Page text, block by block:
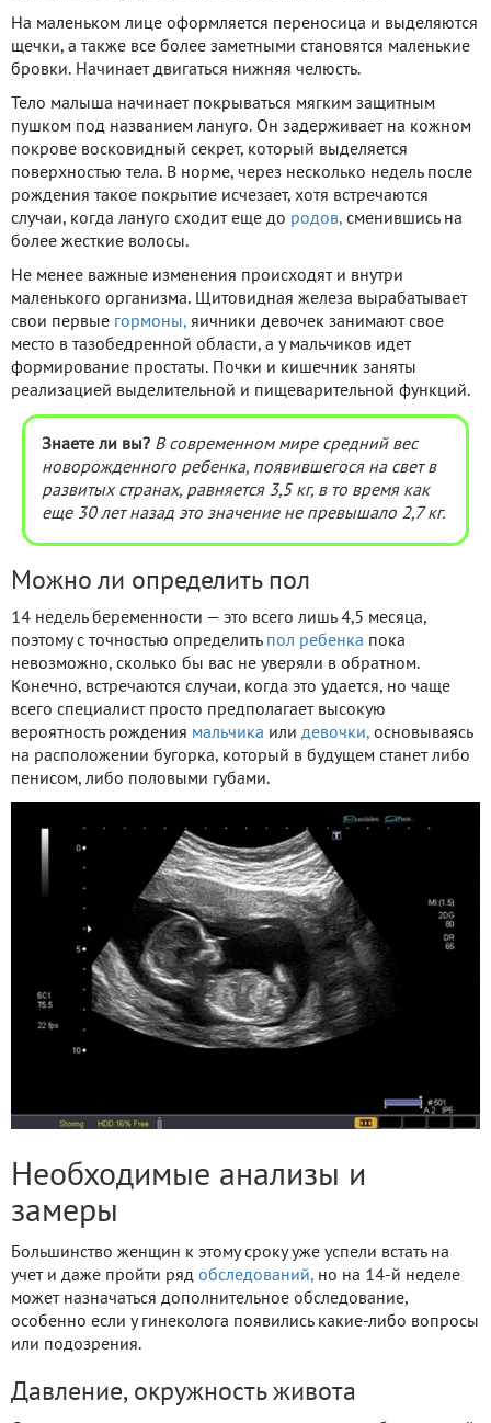
На маленьком лице оформляется переносица и выделяются
щечки, а также все более заметными становятся маленькие
бровки. Начинает двигаться нижняя челюсть.
Тело малыша начинает покрываться мягким защитным
пушком под названием лануго. Он задерживает на кожном
покрове восковидный секрет, который выделяется
поверхностью тела. В норме, через несколько недель после
рождения такое покрытие исчезает, хотя встречаются
случаи, когда лануго сходит еще до родов, сменившись на
более жесткие волосы.
Не менее важные изменения происходят и внутри
маленького организма. Щитовидная железа вырабатывает
свои первые гормоны, яичники девочек занимают свое
место в тазобедренной области, а у мальчиков идет
формирование простаты. Почки и кишечник заняты
реализацией выделительной и пищеварительной функций.
Знаете ли вы? В современном мире средний вес
новорожденного ребенка, появившегося на свет в
развитых странах, равняется 3,5 кг, в то время как
еще 30 лет назад это значение не превышало 2,7 кг.
Можно ли определить пол
14 недель беременности — это всего лишь 4,5 месяца,
поэтому с точностью определить пол ребенка пока
невозможно, сколько бы вас не уверяли в обратном.
Конечно, встречаются случаи, когда это удается, но чаще
всего специалист просто предполагает высокую
вероятность рождения мальчика или девочки, основываясь
на расположении бугорка, который в будущем станет либо
пенисом, либо половыми губами.
Необходимые анализы и
замеры
Большинство женщин к этому сроку уже успели встать на
учет и даже пройти ряд обследований, но на 14-й неделе
может назначаться дополнительное обследование,
особенно если у гинеколога появились какие-либо вопросы
или подозрения.
Давление, окружность живота